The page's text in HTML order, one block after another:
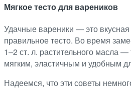
Мягкое тесто для вареников
Удачные вареники — это
правильное тесто. Во время
1–2 ст. л. растительного масла —
мягким, эластичным и удобным
Надеемся, что эти советы